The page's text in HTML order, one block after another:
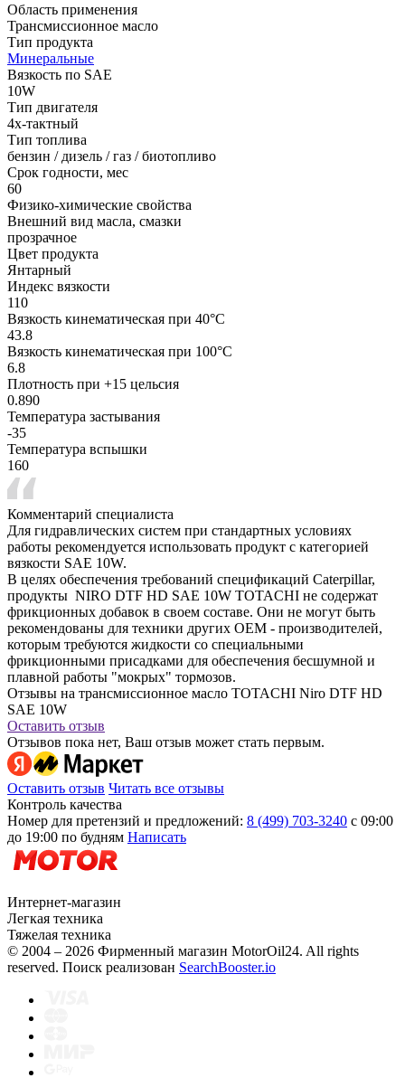
Область применения
Трансмиссионное масло
Тип продукта
Минеральные
Вязкость по SAE
10W
Тип двигателя
4х-тактный
Тип топлива
бензин / дизель / газ / биотопливо
Срок годности, мес
60
Физико-химические свойства
Внешний вид масла, смазки
прозрачное
Цвет продукта
Янтарный
Индекс вязкости
110
Вязкость кинематическая при 40°С
43.8
Вязкость кинематическая при 100°С
6.8
Плотность при +15 цельсия
0.890
Температура застывания
-35
Температура вспышки
160
Комментарий специалиста
Для гидравлических систем при стандартных условиях
работы рекомендуется использовать продукт с категорией
вязкости SAE 10W.
В целях обеспечения требований спецификаций Caterpillar,
продукты NIRO DTF HD SAE 10W TOTACHI не содержат
фрикционных добавок в своем составе. Они не могут быть
рекомендованы для техники других OEM - производителей,
которым требуются жидкости со специальными
фрикционными присадками для обеспечения бесшумной и
плавной работы "мокрых" тормозов.
Отзывы на трансмиссионное масло TOTACHI Niro DTF HD
SAE 10W
Оставить отзыв
Отзывов пока нет, Ваш отзыв может стать первым.
Оставить отзыв Читать все отзывы
Контроль качества
Номер для претензий и предложений: 8 (499) 703-3240 с 09:00
до 19:00 по будням Написать
Интернет-магазин
Легкая техника
Тяжелая техника
© 2004 – 2026 Фирменный магазин MotorOil24. All rights
reserved. Поиск реализован SearchBooster.io